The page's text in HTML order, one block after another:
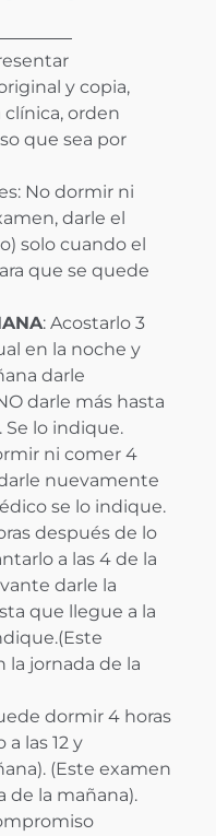
y copia,
orden
que sea por
No dormir ni
darle el
solo cuando el
que se quede
: Acostarlo 3
en la noche y
darle
darle más hasta
Se lo indique.
ni comer 4
nuevamente
se lo indique.
después de lo
a las 4 de la
darle la
que llegue a la
la jornada de la
dormir 4 horas
las 12 y
(Este examen
de la mañana).